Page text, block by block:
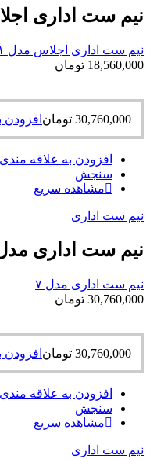
نیم ست اداری
نیم ست اداری اجلاس مدل ۱۱
18,560,000 تومان
30,760,000 تومان افزودن
افزودن به علاقه
سنجش
مشاهده سریع
نیم ست اداری
نیم ست اداری مدل
نیم ست اداری مدل ۷
30,760,000 تومان
30,760,000 تومان افزودن
افزودن به علاقه
سنجش
مشاهده سریع
نیم ست اداری